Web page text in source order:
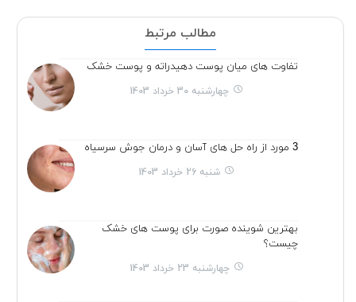
مطالب مرتبط
تفاوت های میان پوست دهیدراته و پوست خشک
چهارشنبه 30 خرداد 1403
3 مورد از راه حل های آسان و درمان جوش سرسیاه
شنبه 26 خرداد 1403
بهترین شوینده صورت برای پوست های خشک
چیست؟
چهارشنبه 23 خرداد 1403